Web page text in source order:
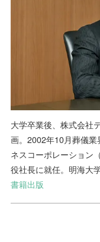
大学卒業後、株式会社
画。2002年10月葬儀
ネスコーポレーション
役社長に就任。明海大
書籍出版